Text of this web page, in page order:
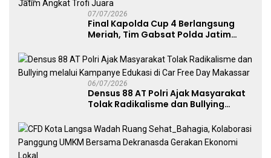
07/07/2026
Final Kapolda Cup 4 Berlangsung
Meriah, Tim Gabsat Polda Jatim
06/07/2026
Densus 88 AT Polri Ajak Masyarakat
Tolak Radikalisme dan Bullying
Free Day Makassar